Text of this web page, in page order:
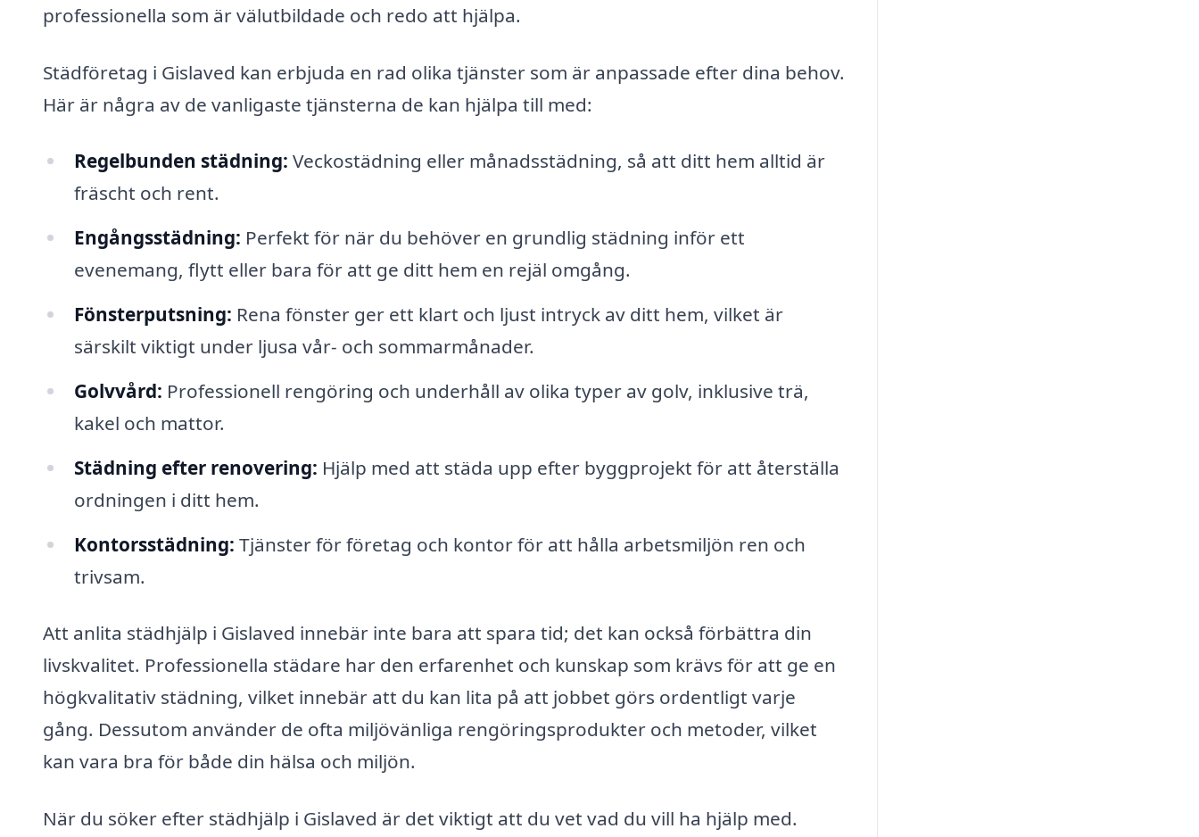
professionella som är välutbildade och redo att hjälpa.
Städföretag i Gislaved kan erbjuda en rad olika tjänster som är anpassade efter dina behov.
Här är några av de vanligaste tjänsterna de kan hjälpa till med:
Regelbunden städning: Veckostädning eller månadsstädning, så att ditt hem alltid är
fräscht och rent.
Engångsstädning: Perfekt för när du behöver en grundlig städning inför ett
evenemang, flytt eller bara för att ge ditt hem en rejäl omgång.
Fönsterputsning: Rena fönster ger ett klart och ljust intryck av ditt hem, vilket är
särskilt viktigt under ljusa vår- och sommarmånader.
Golvvård: Professionell rengöring och underhåll av olika typer av golv, inklusive trä,
kakel och mattor.
Städning efter renovering: Hjälp med att städa upp efter byggprojekt för att återställa
ordningen i ditt hem.
Kontorsstädning: Tjänster för företag och kontor för att hålla arbetsmiljön ren och
trivsam.
Att anlita städhjälp i Gislaved innebär inte bara att spara tid; det kan också förbättra din
livskvalitet. Professionella städare har den erfarenhet och kunskap som krävs för att ge en
högkvalitativ städning, vilket innebär att du kan lita på att jobbet görs ordentligt varje
gång. Dessutom använder de ofta miljövänliga rengöringsprodukter och metoder, vilket
kan vara bra för både din hälsa och miljön.
När du söker efter städhjälp i Gislaved är det viktigt att du vet vad du vill ha hjälp med.